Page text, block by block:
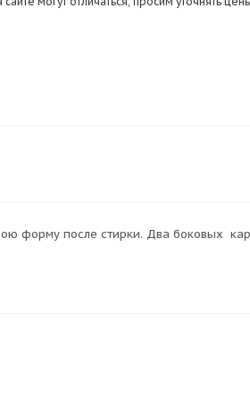
форму после стирки. Два боковых